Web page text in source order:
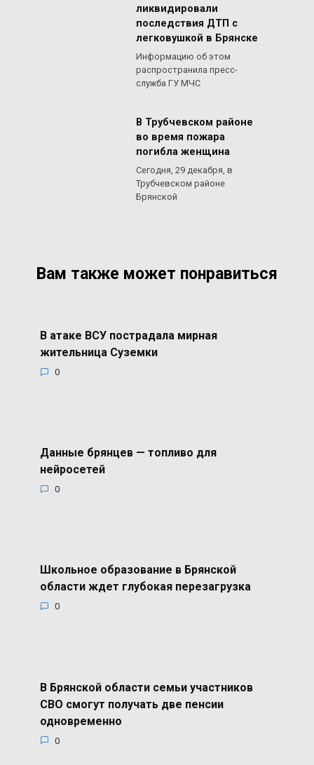
ликвидировали
последствия ДТП с
легковушкой в Брянске
Информацию об этом
распространила пресс-
служба ГУ МЧС
В Трубчевском районе
во время пожара
погибла женщина
Сегодня, 29 декабря, в
Трубчевском районе
Брянской
Вам также может понравиться
В атаке ВСУ пострадала мирная
жительница Суземки
0
Данные брянцев — топливо для
нейросетей
0
Школьное образование в Брянской
области ждет глубокая перезагрузка
0
В Брянской области семьи участников
СВО смогут получать две пенсии
одновременно
0